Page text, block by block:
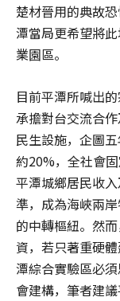
楚材晉用的典故
潭當局更希望將
業園區。
目前平潭所喊出
承擔對台交流合
民生設施，企圖
約20%，全社會
平潭城鄉居民收
準，成為海峽兩
的中轉樞紐。然
資，若只著重硬
潭綜合實驗區必
會建構，筆者建